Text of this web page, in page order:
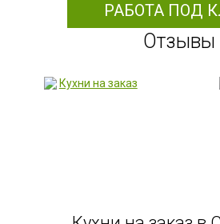
РАБОТА ПОД
Отзывы